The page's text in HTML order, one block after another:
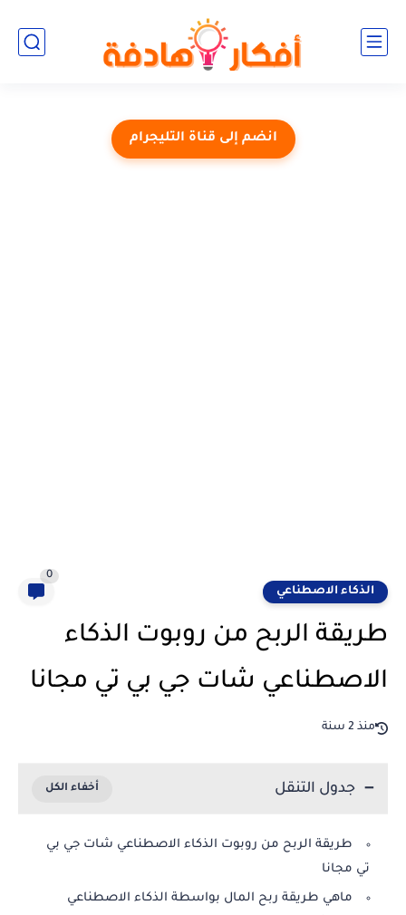
انضم إلى قناة التليجرام
الذكاء الاصطناعي
0
طريقة الربح من روبوت الذكاء
الاصطناعي شات جي بي تي مجانا
منذ 2 سنة
جدول التنقل
طريقة الربح من روبوت الذكاء الاصطناعي شات جي بي
تي مجانا
ماهي طريقة ربح المال بواسطة الذكاء الاصطناعي